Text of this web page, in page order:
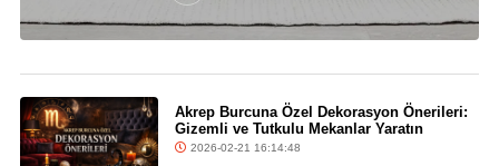
Akrep Burcuna Özel Dekorasyon Önerileri:
Gizemli ve Tutkulu Mekanlar Yaratın
2026-02-21 16:14:48